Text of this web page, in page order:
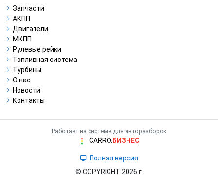
Запчасти
АКПП
Двигатели
МКПП
Рулевые рейки
Топливная система
Турбины
О нас
Новости
Контакты
Работает на системе для авторазборок
CARRO. БИЗНЕС
Полная версия
© COPYRIGHT 2026 г.